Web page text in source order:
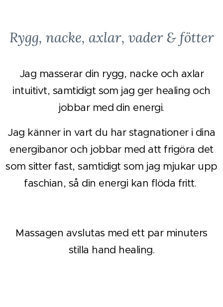
Rygg, nacke, axlar, vader & fötter
Jag masserar din rygg, nacke och axlar
intuitivt, samtidigt som jag ger healing och
jobbar med din energi.
Jag känner in vart du har stagnationer i dina
energibanor och jobbar med att frigöra det
som sitter fast, samtidigt som jag mjukar upp
faschian, så din energi kan flöda fritt.
Massagen avslutas med ett par minuters
stilla hand healing.